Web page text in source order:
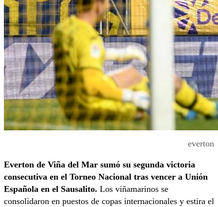
everton
Everton de Viña del Mar sumó su segunda victoria
consecutiva en el Torneo Nacional tras vencer a Unión
Española en el Sausalito. Los viñamarinos se
consolidaron en puestos de copas internacionales y estira el